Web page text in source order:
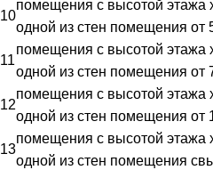
10
помещения с высотой этажа
одной из стен помещения от
11
помещения с высотой этажа
одной из стен помещения от
12
помещения с высотой этажа
одной из стен помещения от
13
помещения с высотой этажа
одной из стен помещения